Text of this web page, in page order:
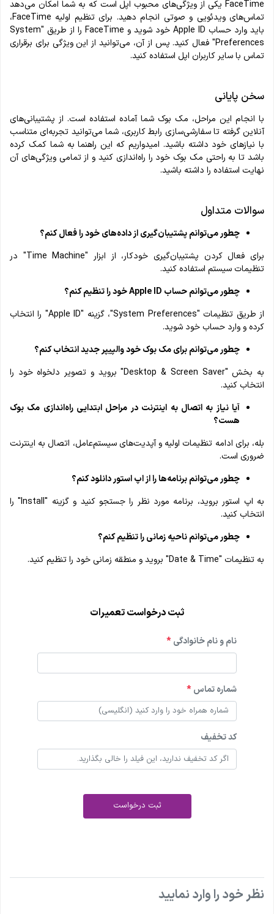
FaceTime یکی از ویژگی‌های محبوب اپل است که به شما امکان می‌دهد
تماس‌های ویدئویی و صوتی انجام دهید. برای تنظیم اولیه FaceTime،
باید وارد حساب Apple ID خود شوید و FaceTime را از طریق "System
Preferences" فعال کنید. پس از آن، می‌توانید از این ویژگی برای برقراری
تماس با سایر کاربران اپل استفاده کنید.
سخن پایانی
با انجام این مراحل، مک بوک شما آماده استفاده است. از پشتیبانی‌های
آنلاین گرفته تا سفارشی‌سازی رابط کاربری، شما می‌توانید تجربه‌ای متناسب
با نیازهای خود داشته باشید. امیدواریم که این راهنما به شما کمک کرده
باشد تا به راحتی مک بوک خود را راه‌اندازی کنید و از تمامی ویژگی‌های آن
نهایت استفاده را داشته باشید.
سوالات متداول
چطور می‌توانم پشتیبان‌گیری از داده‌های خود را فعال کنم؟
برای فعال کردن پشتیبان‌گیری خودکار، از ابزار "Time Machine" در
تنظیمات سیستم استفاده کنید.
چطور می‌توانم حساب Apple ID خود را تنظیم کنم؟
از طریق تنظیمات "System Preferences"، گزینه "Apple ID" را انتخاب
کرده و وارد حساب خود شوید.
چطور می‌توانم برای مک بوک خود والپیپر جدید انتخاب کنم؟
به بخش "Desktop & Screen Saver" بروید و تصویر دلخواه خود را
انتخاب کنید.
آیا نیاز به اتصال به اینترنت در مراحل ابتدایی راه‌اندازی مک بوک
هست؟
بله، برای ادامه تنظیمات اولیه و آپدیت‌های سیستم‌عامل، اتصال به اینترنت
ضروری است.
چطور می‌توانم برنامه‌ها را از اپ استور دانلود کنم؟
به اپ استور بروید، برنامه مورد نظر را جستجو کنید و گزینه "Install" را
انتخاب کنید.
چطور می‌توانم ناحیه زمانی را تنظیم کنم؟
به تنظیمات "Date & Time" بروید و منطقه زمانی خود را تنظیم کنید.
ثبت درخواست تعمیرات
نام و نام خانوادگی *
شماره تماس *
کد تخفیف
ثبت درخواست
نظر خود را وارد نمایید